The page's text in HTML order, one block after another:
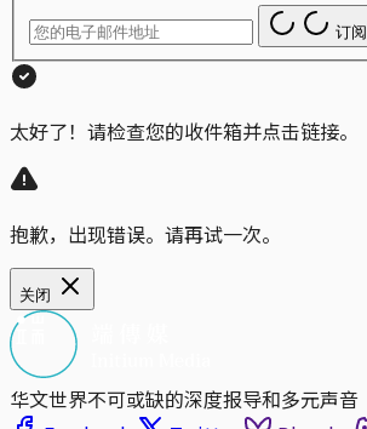
订阅
太好了！请检查您的收件箱并点击链接。
抱歉，出现错误。请再试一次。
关闭
华文世界不可或缺的深度报导和多元声音